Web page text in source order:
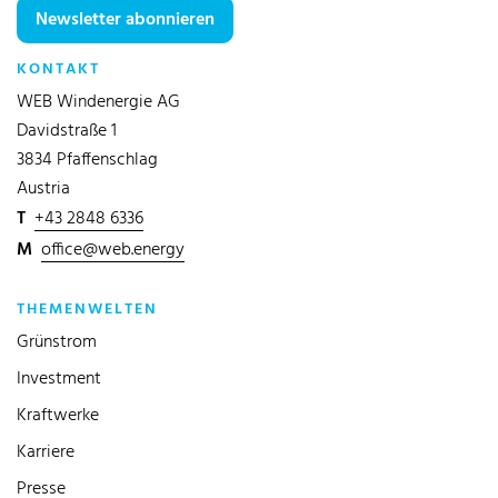
Newsletter abonnieren
KONTAKT
WEB Windenergie AG
Davidstraße 1
3834 Pfaffenschlag
Austria
T +43 2848 6336
M office@web.energy
THEMENWELTEN
Grünstrom
Investment
Kraftwerke
Karriere
Presse